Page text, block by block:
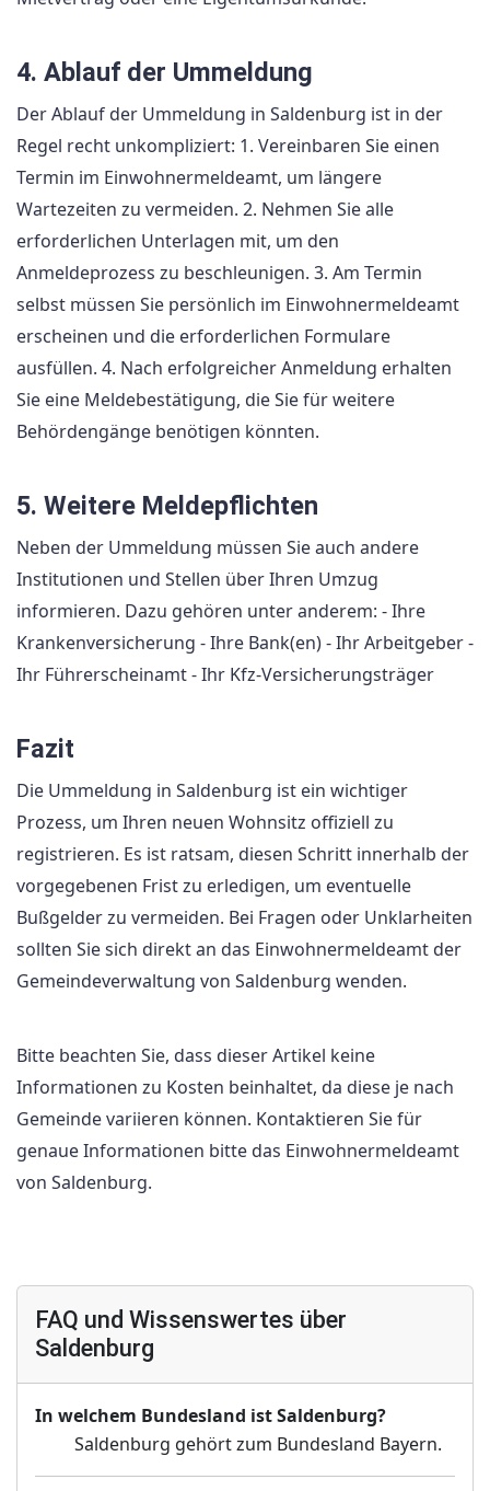
4. Ablauf der Ummeldung
Der Ablauf der Ummeldung in Saldenburg ist in der
Regel recht unkompliziert: 1. Vereinbaren Sie einen
Termin im Einwohnermeldeamt, um längere
Wartezeiten zu vermeiden. 2. Nehmen Sie alle
erforderlichen Unterlagen mit, um den
Anmeldeprozess zu beschleunigen. 3. Am Termin
selbst müssen Sie persönlich im Einwohnermeldeamt
erscheinen und die erforderlichen Formulare
ausfüllen. 4. Nach erfolgreicher Anmeldung erhalten
Sie eine Meldebestätigung, die Sie für weitere
Behördengänge benötigen könnten.
5. Weitere Meldepflichten
Neben der Ummeldung müssen Sie auch andere
Institutionen und Stellen über Ihren Umzug
informieren. Dazu gehören unter anderem: - Ihre
Krankenversicherung - Ihre Bank(en) - Ihr Arbeitgeber -
Ihr Führerscheinamt - Ihr Kfz-Versicherungsträger
Fazit
Die Ummeldung in Saldenburg ist ein wichtiger
Prozess, um Ihren neuen Wohnsitz offiziell zu
registrieren. Es ist ratsam, diesen Schritt innerhalb der
vorgegebenen Frist zu erledigen, um eventuelle
Bußgelder zu vermeiden. Bei Fragen oder Unklarheiten
sollten Sie sich direkt an das Einwohnermeldeamt der
Gemeindeverwaltung von Saldenburg wenden.
Bitte beachten Sie, dass dieser Artikel keine
Informationen zu Kosten beinhaltet, da diese je nach
Gemeinde variieren können. Kontaktieren Sie für
genaue Informationen bitte das Einwohnermeldeamt
von Saldenburg.
FAQ und Wissenswertes über
Saldenburg
In welchem Bundesland ist Saldenburg?
Saldenburg gehört zum Bundesland Bayern.